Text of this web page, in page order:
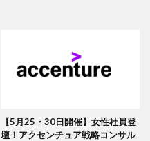
【5月25・30日開催】女性社員登
壇！アクセンチュア戦略コンサル